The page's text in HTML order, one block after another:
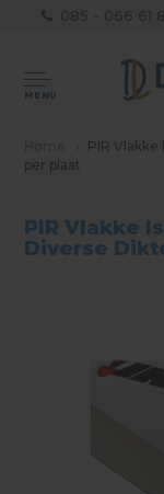
MENU
PIR Vlakke
per plaat
PIR Vlakke
Diverse